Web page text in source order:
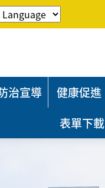
治宣導 健康促進
表單下載